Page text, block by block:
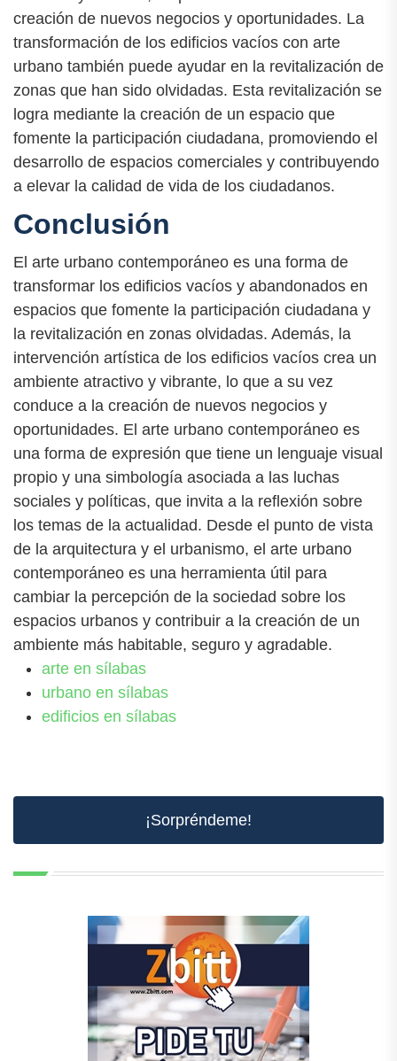
creación de nuevos negocios y oportunidades. La
transformación de los edificios vacíos con arte
urbano también puede ayudar en la revitalización de
zonas que han sido olvidadas. Esta revitalización se
logra mediante la creación de un espacio que
fomente la participación ciudadana, promoviendo el
desarrollo de espacios comerciales y contribuyendo
a elevar la calidad de vida de los ciudadanos.
Conclusión
El arte urbano contemporáneo es una forma de
transformar los edificios vacíos y abandonados en
espacios que fomente la participación ciudadana y
la revitalización en zonas olvidadas. Además, la
intervención artística de los edificios vacíos crea un
ambiente atractivo y vibrante, lo que a su vez
conduce a la creación de nuevos negocios y
oportunidades. El arte urbano contemporáneo es
una forma de expresión que tiene un lenguaje visual
propio y una simbología asociada a las luchas
sociales y políticas, que invita a la reflexión sobre
los temas de la actualidad. Desde el punto de vista
de la arquitectura y el urbanismo, el arte urbano
contemporáneo es una herramienta útil para
cambiar la percepción de la sociedad sobre los
espacios urbanos y contribuir a la creación de un
ambiente más habitable, seguro y agradable.
arte en sílabas
urbano en sílabas
edificios en sílabas
¡Sorpréndeme!